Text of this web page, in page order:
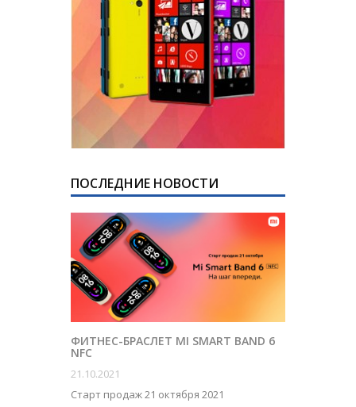
ПОСЛЕДНИЕ НОВОСТИ
ФИТНЕС-БРАСЛЕТ MI SMART BAND 6
NFC
21.10.2021
Старт продаж 21 октября 2021